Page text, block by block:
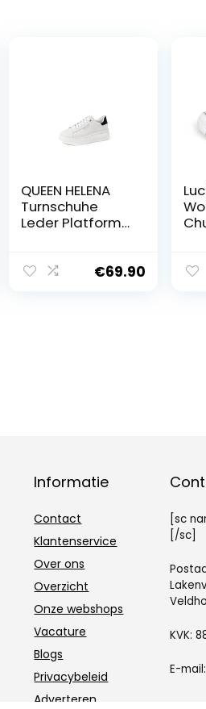
QUEEN HELENA
Turnschuhe
Leder Platform
QH7011
€69.90
Informatie
Contact
Klantenservice
Over ons
Overzicht
Onze webshops
Vacature
Blogs
Privacybeleid
Adverteren
[sc
[/sc]
KVK:
E-